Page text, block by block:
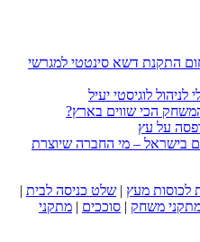
התקנת דשא סינטטי למגרשי
לוגיסטי יעיל
הכי שווים בארץ?
על עץ
בישראל – מי החברה שיוצרת
לכוסות מעץ | שלט כניסה לבית |
משחק | סוככים | מתקני